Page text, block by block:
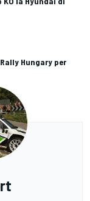
Hungary per